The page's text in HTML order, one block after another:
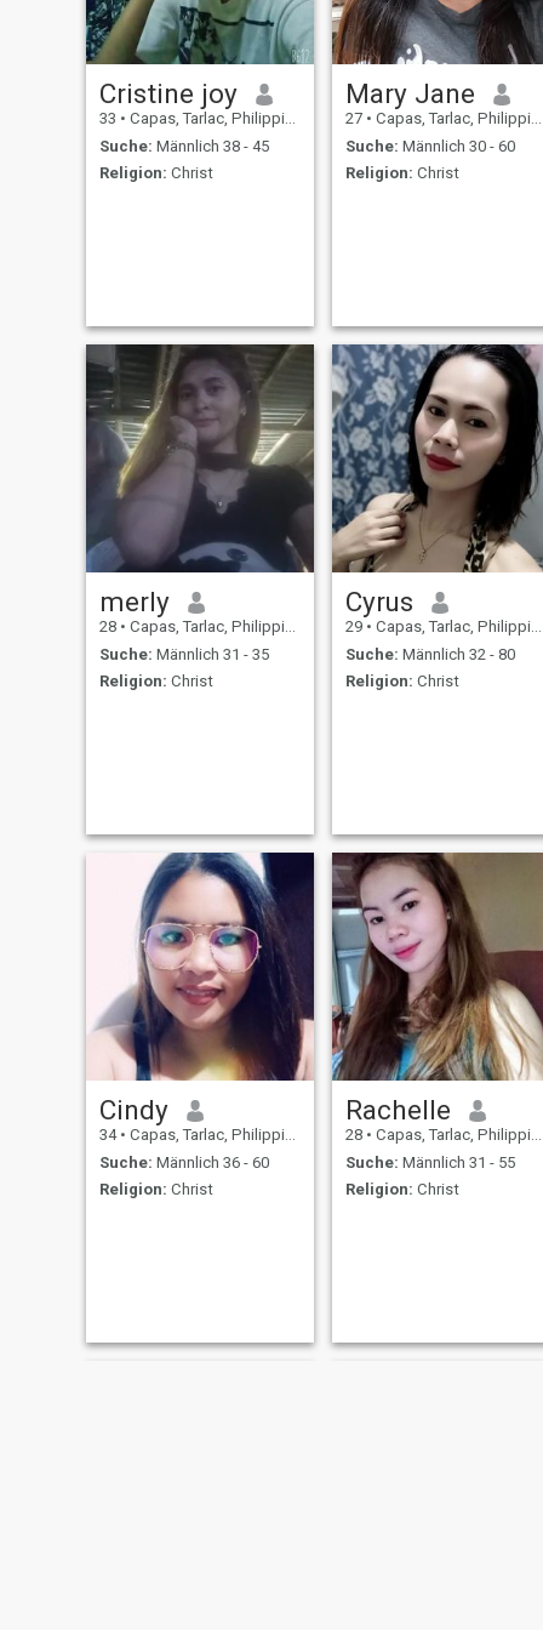
Cristine joy
33 • Capas, Tarlac, Philippinen
Suche: Männlich 38 - 45
Religion: Christ
Mary Jane
27 • Capas, Tarlac, Philippinen
Suche: Männlich 30 - 60
Religion: Christ
merly
28 • Capas, Tarlac, Philippinen
Suche: Männlich 31 - 35
Religion: Christ
Cyrus
29 • Capas, Tarlac, Philippinen
Suche: Männlich 32 - 80
Religion: Christ
Cindy
34 • Capas, Tarlac, Philippinen
Suche: Männlich 36 - 60
Religion: Christ
Rachelle
28 • Capas, Tarlac, Philippinen
Suche: Männlich 31 - 55
Religion: Christ